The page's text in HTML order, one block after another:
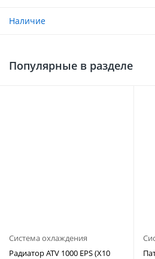
Наличие
Популярные в разделе
Система охлаждения
Радиатор ATV 1000 EPS (X10